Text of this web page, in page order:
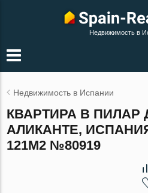
Недвижимость в
Недвижимость в Испании
КВАРТИРА В ПИЛАР
АЛИКАНТЕ,
121М2 №80919